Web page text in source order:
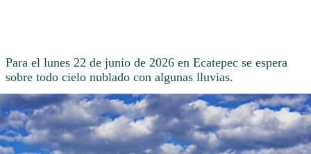
Para el lunes 22 de junio de 2026 en Ecatepec se espera
sobre todo cielo nublado con algunas lluvias.